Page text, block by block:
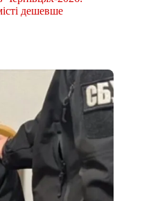
дешевше